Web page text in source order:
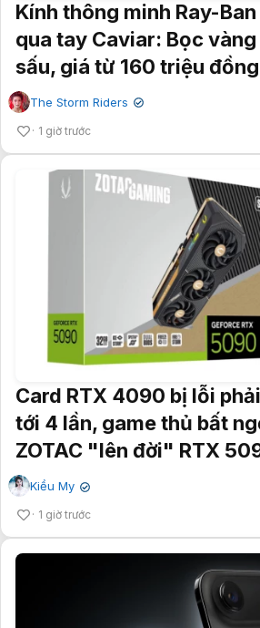
Kính thông minh Ray-
qua tay Caviar: Bọc
sấu, giá từ 160 triệu đồng
The Storm Riders ✔
1 giờ trước
Card RTX 4090 bị lỗi
tới 4 lần, game thủ bất
ZOTAC "lên đời" RTX
Kiều My ✔
1 giờ trước